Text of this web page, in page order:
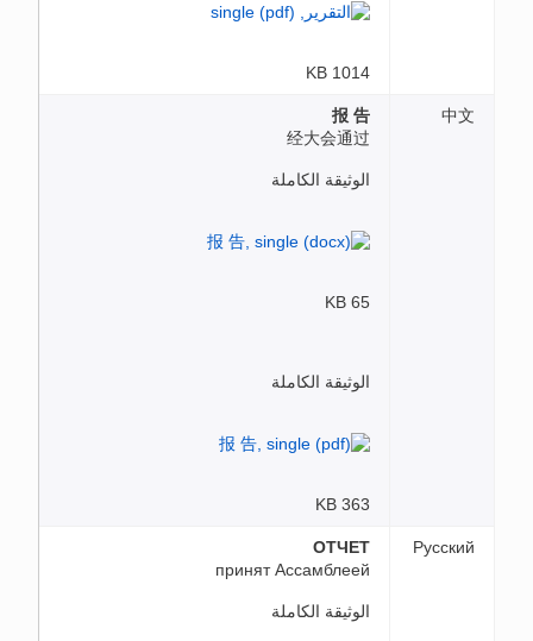
1014 KB
中文
报 告
经大会通过
الوثيقة الكاملة
65 KB
الوثيقة الكاملة
363 KB
Русский
ОТЧЕТ
принят Ассамблеей
الوثيقة الكاملة